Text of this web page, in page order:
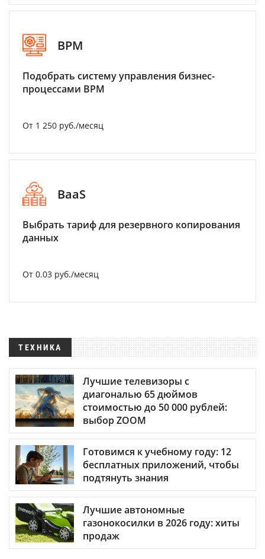
BPM
Подобрать систему управления бизнес-
процессами BPM
От 1 250 руб./месяц
BaaS
Выбрать тариф для резервного копирования
данных
От 0.03 руб./месяц
ТЕХНИКА
Лучшие телевизоры с
диагональю 65 дюймов
стоимостью до 50 000 рублей:
выбор ZOOM
Готовимся к учебному году: 12
бесплатных приложений, чтобы
подтянуть знания
Лучшие автономные
газонокосилки в 2026 году: хиты
продаж